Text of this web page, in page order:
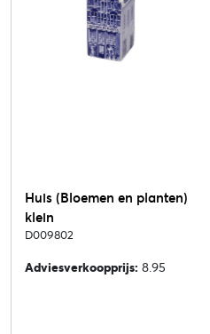
Huis (Bloemen en planten)
klein
D009802
Adviesverkoopprijs: 8.95